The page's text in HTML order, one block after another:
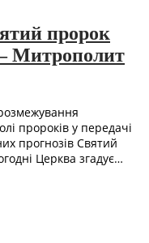
пророк
Митрополит
пророків у передачі
прогнозів Святий
Церква згадує…